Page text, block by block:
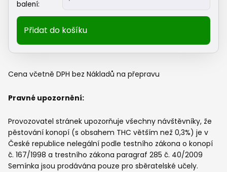
balení:
seeds
-
CRITICAL
|
semena
Přidat do košíku
Cena včetně DPH bez Nákladů na přepravu
Pravné upozornění:
Provozovatel stránek upozorňuje všechny návštěvníky, že
pěstování konopí (s obsahem THC větším než 0,3%) je v
České republice nelegální podle testního zákona o konopí
č. 167/1998 a trestního zákona paragraf 285 č. 40/2009
Semínka jsou prodávána pouze pro sběratelské učely.